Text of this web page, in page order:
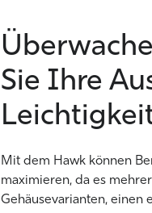
Sie Ihre
Mit dem Hawk können
maximieren, da es
Gehäusevarianten,